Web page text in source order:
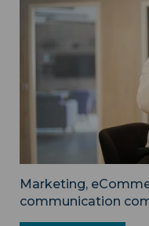
Marketing,
communication